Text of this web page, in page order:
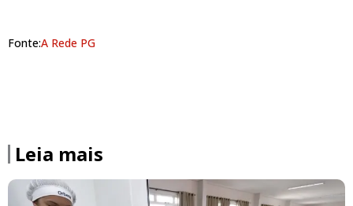
Fonte:A Rede PG
Leia mais